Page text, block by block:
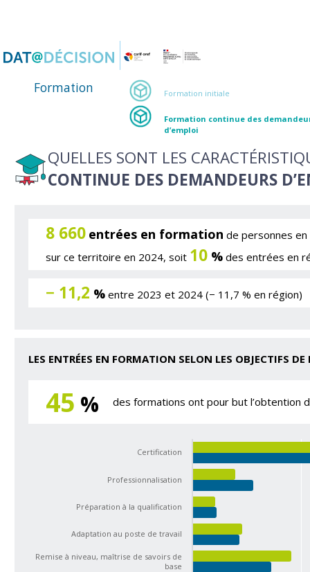
Formation Formation initiale
Formation continue des
d’emploi
QUELLES SONT LES
CONTINUE DES DEMANDEURS
8 660 entrées en formation de personnes
sur ce territoire en 2024, soit 10 % des entrées en
− 11,2 % entre 2023 et 2024 (− 11,7 % en région)
LES ENTRÉES EN FORMATION SELON LES OBJECTIFS
45 % des formations ont pour but l’obtention
Certification
Professionnalisation
Préparation à la qualification
Adaptation au poste de travail
Remise à niveau, maîtrise de savoirs de
base